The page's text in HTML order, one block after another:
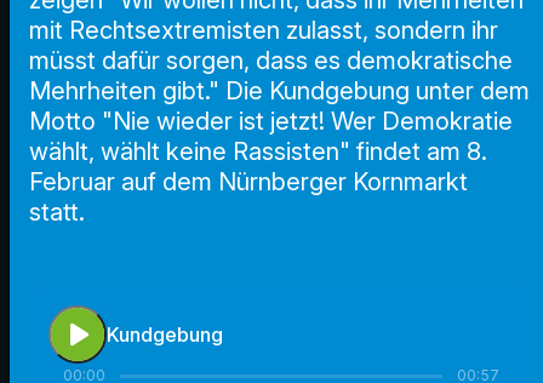
mit Rechtsextremisten zulasst, sondern ihr
müsst dafür sorgen, dass es demokratische
Mehrheiten gibt." Die Kundgebung unter dem
Motto "Nie wieder ist jetzt! Wer Demokratie
wählt, wählt keine Rassisten" findet am 8.
Februar auf dem Nürnberger Kornmarkt
statt.
play_arrow Kundgebung
00:00 00:57